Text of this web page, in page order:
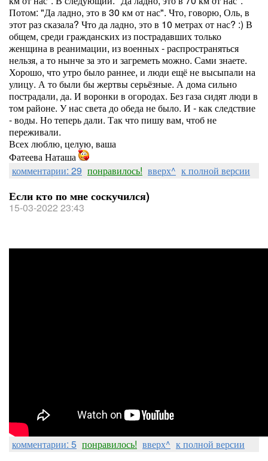
Потом: "Да ладно, это в 30 км от нас". Что, говорю, Оль, в
этот раз сказала? Что да ладно, это в 10 метрах от нас? :) В
общем, среди гражданских из пострадавших только
женщина в реанимации, из военных - распространяться
нельзя, а то нынче за это и загреметь можно. Сами знаете.
Хорошо, что утро было раннее, и люди ещё не высыпали на
улицу. А то были бы жертвы серьёзные. А дома сильно
пострадали, да. И воронки в огородах. Без газа сидят люди в
том районе. У нас света до обеда не было. И - как следствие
- воды. Но теперь дали. Так что пишу вам, чтоб не
переживали.
Всех люблю, целую, ваша
Фатеева Наташа
комментарии: 29 понравилось! вверх^ к полной версии
Если кто по мне соскучился)
15-03-2022 23:43
комментарии: 5 понравилось! вверх^ к полной версии